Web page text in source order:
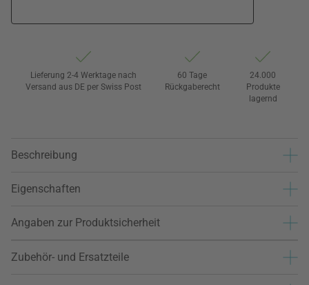
Lieferung 2-4 Werktage nach
Versand aus DE per Swiss Post
60 Tage
Rückgaberecht
24.000
Produkte
lagernd
Beschreibung
Eigenschaften
Angaben zur Produktsicherheit
Zubehör- und Ersatzteile